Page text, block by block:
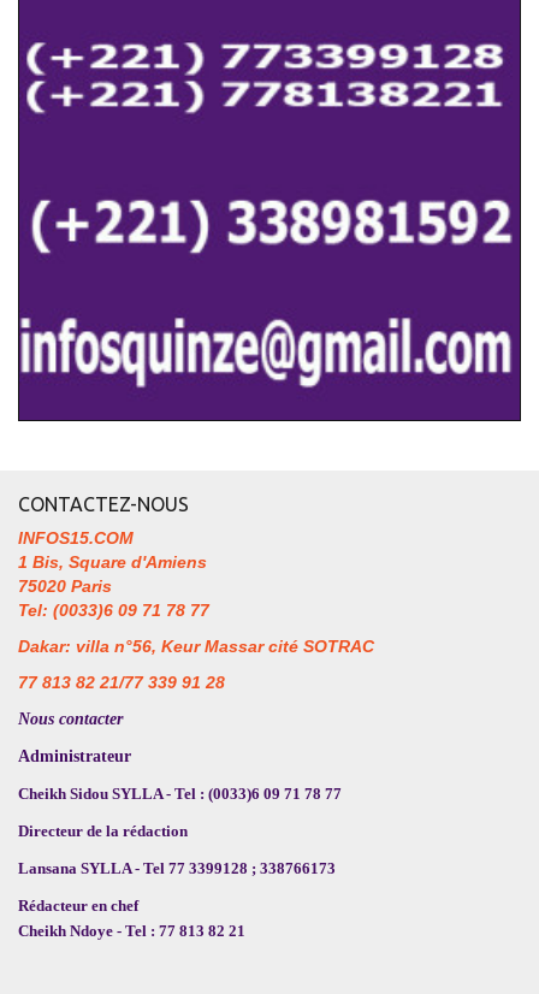
CONTACTEZ-NOUS
INFOS15.COM
1 Bis, Square d'Amiens
75020 Paris
Tel: (0033)6 09 71 78 77
Dakar: villa n°56, Keur Massar cité SOTRAC
77 813 82 21/77 339 91 28
Nous contacter
Administrateur
Cheikh Sidou SYLLA - Tel : (0033)6 09 71 78 77
Directeur de la rédaction
Lansana SYLLA - Tel 77 3399128 ; 338766173
Rédacteur en chef
Cheikh Ndoye - Tel : 77 813 82 21